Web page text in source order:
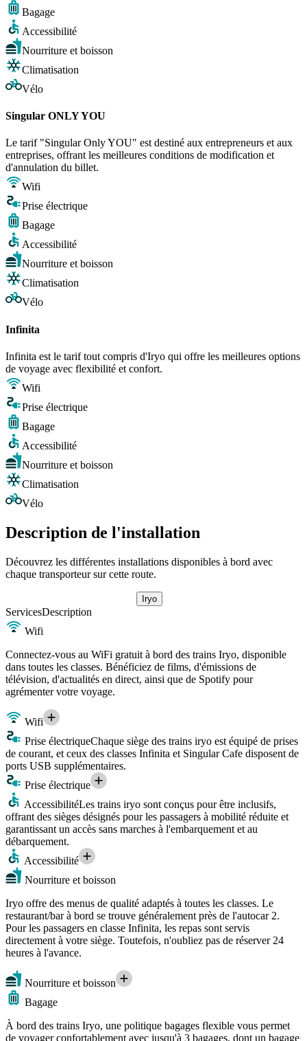
Bagage
Accessibilité
Nourriture et boisson
Climatisation
Vélo
Singular ONLY YOU
Le tarif "Singular Only YOU" est destiné aux entrepreneurs et aux
entreprises, offrant les meilleures conditions de modification et
d'annulation du billet.
Wifi
Prise électrique
Bagage
Accessibilité
Nourriture et boisson
Climatisation
Vélo
Infinita
Infinita est le tarif tout compris d'Iryo qui offre les meilleures options
de voyage avec flexibilité et confort.
Wifi
Prise électrique
Bagage
Accessibilité
Nourriture et boisson
Climatisation
Vélo
Description de l'installation
Découvrez les différentes installations disponibles à bord avec
chaque transporteur sur cette route.
Iryo
ServicesDescription
Wifi
Connectez-vous au WiFi gratuit à bord des trains Iryo, disponible
dans toutes les classes. Bénéficiez de films, d'émissions de
télévision, d'actualités en direct, ainsi que de Spotify pour
agrémenter votre voyage.
Wifi
Prise électriqueChaque siège des trains iryo est équipé de prises
de courant, et ceux des classes Infinita et Singular Cafe disposent de
ports USB supplémentaires.
Prise électrique
AccessibilitéLes trains iryo sont conçus pour être inclusifs,
offrant des sièges désignés pour les passagers à mobilité réduite et
garantissant un accès sans marches à l'embarquement et au
débarquement.
Accessibilité
Nourriture et boisson
Iryo offre des menus de qualité adaptés à toutes les classes. Le
restaurant/bar à bord se trouve généralement près de l'autocar 2.
Pour les passagers en classe Infinita, les repas sont servis
directement à votre siège. Toutefois, n'oubliez pas de réserver 24
heures à l'avance.
Nourriture et boisson
Bagage
À bord des trains Iryo, une politique bagages flexible vous permet
de voyager confortablement avec jusqu'à 3 bagages, dont un bagage